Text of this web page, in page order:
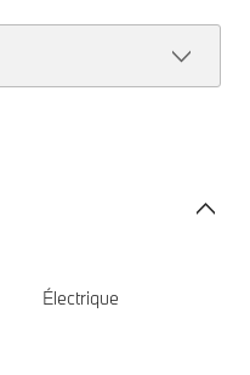
Électrique